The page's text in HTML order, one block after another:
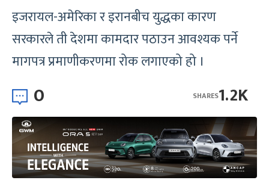
इजरायल-अमेरिका र इरानबीच युद्धका कारण
सरकारले ती देशमा कामदार पठाउन आवश्यक पर्ने
मागपत्र प्रमाणीकरणमा रोक लगाएको हो ।
0 1.2K
SHARES